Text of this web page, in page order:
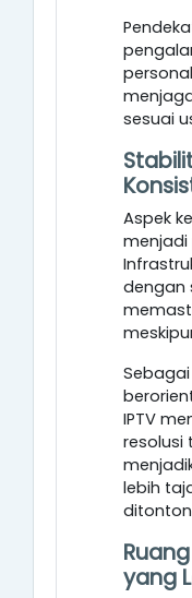
sesuai
Aspek
menjadi
dengan
Sebagai
IPTV
resolusi
lebih
yang